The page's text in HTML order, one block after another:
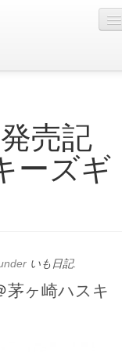
売記
ーズギ
いも日記.
茅ヶ崎ハスキ